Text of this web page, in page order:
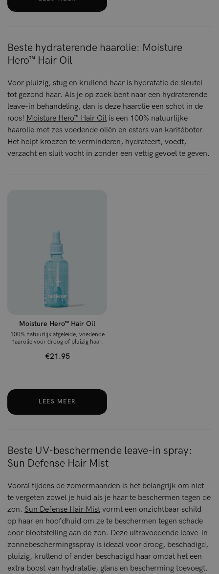
Beste hydraterende haarolie: Moisture
Hero™ Hair Oil
Voor pluizig, stug en krullend haar is hydratatie de sleutel
tot gezond haar. Als je op zoek bent naar een hydraterende
leave-in behandeling, dan is deze haarolie een schot in de
roos! Moisture Hero™ Hair Oil is een 100% natuurlijke
haarolie met zes voedende oliën en esters van karitéboter.
Het helpt kroezen te verminderen, hydrateert, voedt,
verzacht en sluit vocht in zonder een vettig gevoel te geven.
Moisture Hero™ Hair Oil
100% natuurlijk afgeleide, voedende
haarolie voor droog of pluizig haar.
€21.95
LEES MEER
Beste UV-beschermende leave-in spray:
Sun Defense Hair Mist
Vooral tijdens de zomermaanden is het belangrijk om niet
te vergeten zowel je huid als je haar te beschermen tegen de
zon. Sun Defense Hair Mist vormt een onzichtbaar schild
op haar en hoofdhuid om ze te beschermen tegen schade
door blootstelling aan de zon. Deze ultravoedende leave-in
zonnebeschermingsspray is ideaal voor droog, beschadigd,
pluizig, krullend of ander beschadigd haar omdat het een
extra boost van hydratatie, glans en bescherming toevoegt.